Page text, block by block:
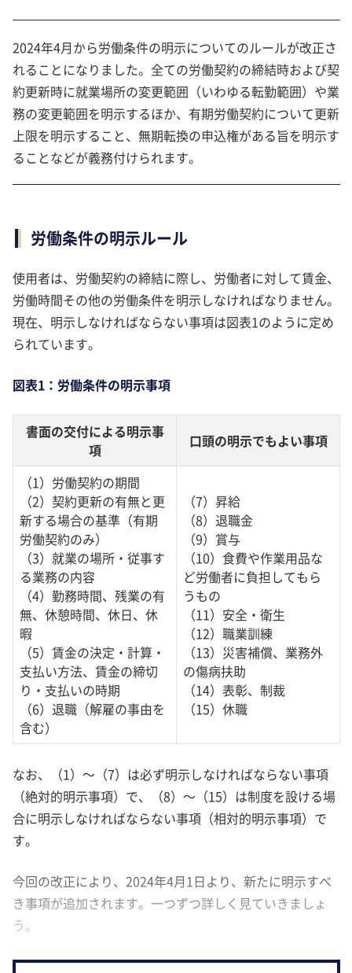
2024年4月から労働条件の明示についてのルールが改正さ
れることになりました。全ての労働契約の締結時および契
約更新時に就業場所の変更範囲（いわゆる転勤範囲）や業
務の変更範囲を明示するほか、有期労働契約について更新
上限を明示すること、無期転換の申込権がある旨を明示す
ることなどが義務付けられます。
労働条件の明示ルール
使用者は、労働契約の締結に際し、労働者に対して賃金、
労働時間その他の労働条件を明示しなければなりません。
現在、明示しなければならない事項は図表1のように定め
られています。
図表1：労働条件の明示事項
書面の交付による明示事
項
口頭の明示でもよい事項
（1）労働契約の期間
（2）契約更新の有無と更
新する場合の基準（有期
労働契約のみ）
（3）就業の場所・従事す
る業務の内容
（4）勤務時間、残業の有
無、休憩時間、休日、休
暇
（5）賃金の決定・計算・
支払い方法、賃金の締切
り・支払いの時期
（6）退職（解雇の事由を
含む）
（7）昇給
（8）退職金
（9）賞与
（10）食費や作業用品な
ど労働者に負担してもら
うもの
（11）安全・衛生
（12）職業訓練
（13）災害補償、業務外
の傷病扶助
（14）表彰、制裁
（15）休職
なお、（1）～（7）は必ず明示しなければならない事項
（絶対的明示事項）で、（8）～（15）は制度を設ける場
合に明示しなければならない事項（相対的明示事項）で
す。
今回の改正により、2024年4月1日より、新たに明示すべ
き事項が追加されます。一つずつ詳しく見ていきましょ
う。